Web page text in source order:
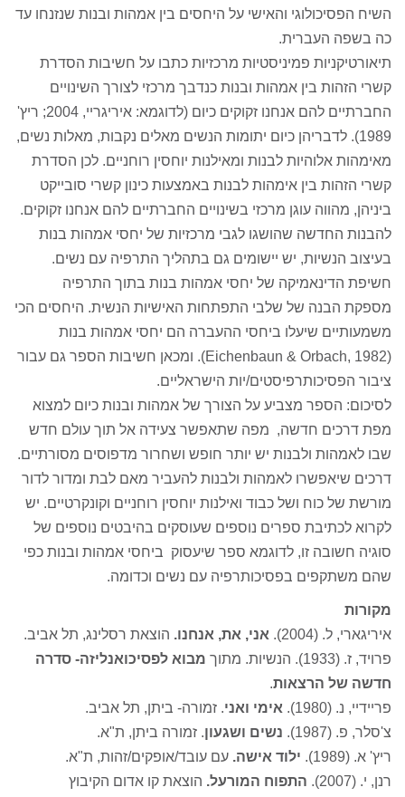
השיח הפסיכולוגי והאישי על היחסים בין אמהות ובנות שנזנחו עד
כה בשפה העברית.
תיאורטיקניות פמיניסטיות מרכזיות כתבו על חשיבות הסדרת
קשרי הזהות בין אמהות ובנות כנדבך מרכזי לצורך השינויים
החברתיים להם אנחנו זקוקים כיום (לדוגמא: איריגריי, 2004; ריץ'
1989). לדבריהן כיום יתומות הנשים מאלים נקבות, מאלות נשים,
מאימהות אלוהיות לבנות ומאילנות יוחסין רוחניים. לכן הסדרת
קשרי הזהות בין אימהות לבנות באמצעות כינון קשרי סובייקט
ביניהן, מהווה עוגן מרכזי בשינויים החברתיים להם אנחנו זקוקים.
להבנות החדשה שהושגו לגבי מרכזיות של יחסי אמהות בנות
בעיצוב הנשיות, יש יישומים גם בתהליך התרפיה עם נשים.
חשיפת הדינאמיקה של יחסי אמהות בנות בתוך התרפיה
מספקת הבנה של שלבי התפתחות האישיות הנשית. היחסים הכי
משמעותיים שיעלו ביחסי ההעברה הם יחסי אמהות בנות
(Eichenbaun & Orbach, 1982). ומכאן חשיבות הספר גם עבור
ציבור הפסיכותרפיסטים/יות הישראליים.
לסיכום: הספר מצביע על הצורך של אמהות ובנות כיום למצוא
מפת דרכים חדשה, מפה שתאפשר צעידה אל תוך עולם חדש
שבו לאמהות ולבנות יש יותר חופש ושחרור מדפוסים מסורתיים.
דרכים שיאפשרו לאמהות ולבנות להעביר מאם לבת ומדור לדור
מורשת של כוח ושל כבוד ואילנות יוחסין רוחניים וקונקרטיים. יש
לקרוא לכתיבת ספרים נוספים שעוסקים בהיבטים נוספים של
סוגיה חשובה זו, לדוגמא ספר שיעסוק ביחסי אמהות ובנות כפי
שהם משתקפים בפסיכותרפיה עם נשים וכדומה.
מקורות
איריגארי, ל. (2004).
אני, את, אנחנו. הוצאת רסלינג, תל אביב.
פרויד, ז. (1933). הנשיות. מתוך
מבוא לפסיכואנליזה- סדרה
חדשה של הרצאות.
פריידיי, נ. (1980).
אימי ואני. זמורה- ביתן, תל אביב.
צ'סלר, פ. (1987).
נשים ושגעון. זמורה ביתן, ת"א.
ריץ' א. (1989).
ילוד אישה. עם עובד/אופקים/זהות, ת"א.
רנן, י. (2007).
התפוח המורעל. הוצאת קו אדום הקיבוץ